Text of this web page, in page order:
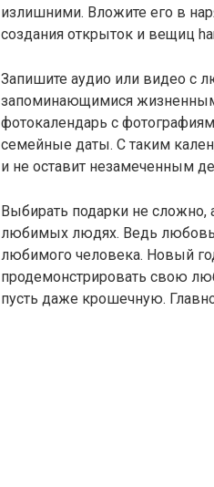
излишними. Вложите его в
создания открыток и вещиц
Запишите аудио или видео с
запоминающимися
фотокалендарь с
семейные даты. С таким
и не оставит незамеченным
Выбирать подарки не сложно,
любимых людях. Ведь любовь
любимого человека. Новый
продемонстрировать свою
пусть даже крошечную.